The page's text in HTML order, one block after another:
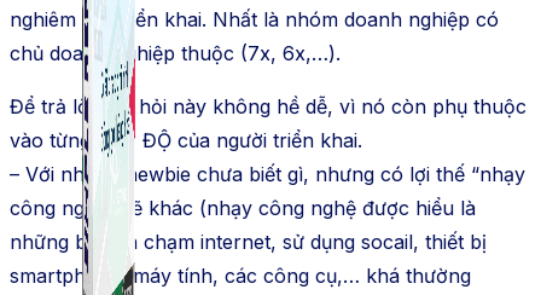
nghiêm túc triển khai. Nhất là nhóm doanh nghiệp có
chủ doanh nghiệp thuộc (7x, 6x,…).
Để trả lời câu hỏi này không hề dễ, vì nó còn phụ thuộc
vào từng CẤP ĐỘ của người triển khai.
– Với những newbie chưa biết gì, nhưng có lợi thế “nhạy
công nghệ” sẽ khác (nhạy công nghệ được hiểu là
những bạn va chạm internet, sử dụng socail, thiết bị
smartphone, máy tính, các công cụ,… khá thường